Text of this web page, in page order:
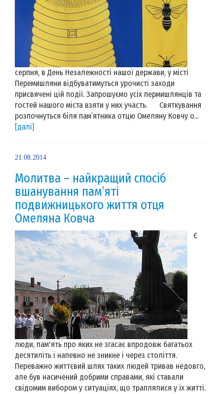
серпня, в День Незалежності нашої держави, у місті
Перемишляни відбуватимуться урочисті заходи
присвячені цій події. Запрошуємо усіх пермишлянців та
гостей нашого міста взяти у них участь. Святкування
розпочнуться біля пам’ятника отцю Омеляну Ковчу о...
[далі]
21.08.2014
Молитва – найкращий спосіб
вшанування пам’яті
подвижницького життя отця
Омеляна Ковча
Є
люди, пам'ять про яких не згасає впродовж багатьох
десятиліть і напевно не зникне і через століття.
Переважно життєвий шлях таких людей тривав недовго,
але був насичений добрими справами, які ставали
свідомим вибором у ситуаціях, що траплялися у їх житті.